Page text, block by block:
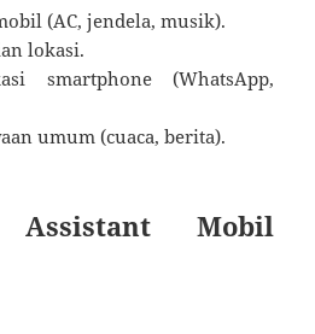
(AC, jendela, musik).
lokasi.
smartphone (WhatsApp,
umum (cuaca, berita).
Mobil